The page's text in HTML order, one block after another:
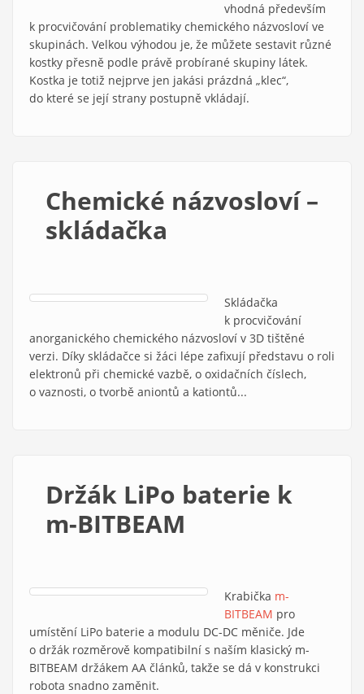
vhodná především
k procvičování problematiky chemického názvosloví ve
skupinách. Velkou výhodou je, že můžete sestavit různé
kostky přesně podle právě probírané skupiny látek.
Kostka je totiž nejprve jen jakási prázdná „klec“,
do které se její strany postupně vkládají.
Chemické názvosloví –
skládačka
Skládačka
k procvičování
anorganického chemického názvosloví v 3D tištěné
verzi. Díky skládačce si žáci lépe zafixují představu o roli
elektronů při chemické vazbě, o oxidačních číslech,
o vaznosti, o tvorbě aniontů a kationtů...
Držák LiPo baterie k
m-BITBEAM
Krabička m-
BITBEAM pro
umístění LiPo baterie a modulu DC-DC měniče. Jde
o držák rozměrově kompatibilní s naším klasický m-
BITBEAM držákem AA článků, takže se dá v konstrukci
robota snadno zaměnit.